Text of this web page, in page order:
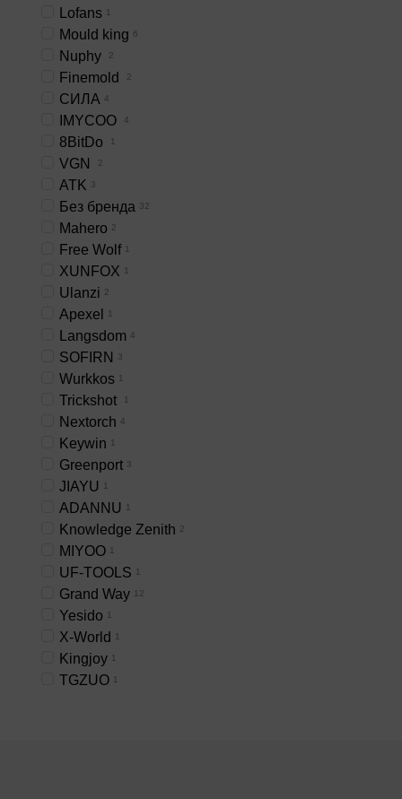
Lofans 1
Mould king 6
Nuphy 2
Finemold 2
СИЛА 4
IMYCOO 4
8BitDo 1
VGN 2
ATK 3
Без бренда 32
Mahero 2
Free Wolf 1
XUNFOX 1
Ulanzi 2
Apexel 1
Langsdom 4
SOFIRN 3
Wurkkos 1
Trickshot 1
Nextorch 4
Keywin 1
Greenport 3
JIAYU 1
ADANNU 1
Knowledge Zenith 2
MIYOO 1
UF-TOOLS 1
Grand Way 12
Yesido 1
X-World 1
Kingjoy 1
TGZUO 1